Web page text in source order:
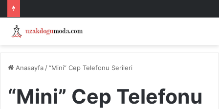
Anasayfa /“Mini” Cep Telefonu Serileri
“Mini” Cep Telefonu